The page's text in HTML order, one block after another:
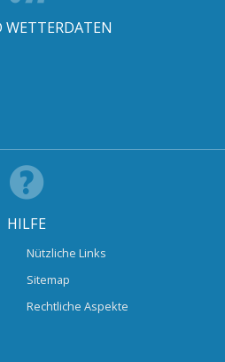
WETTERDATEN
HILFE
Nützliche Links
Sitemap
Rechtliche Aspekte